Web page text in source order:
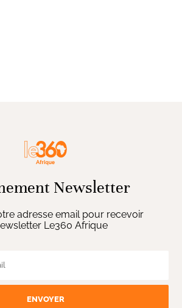
Newsletter
adresse email pour recevoir
Le360 Afrique
ENVOYER